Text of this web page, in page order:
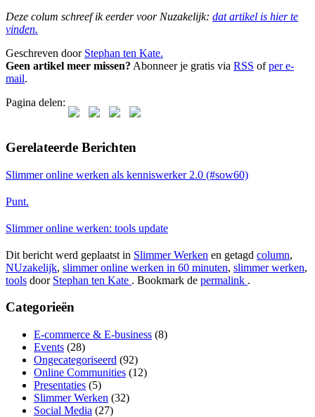
Deze colum schreef ik eerder voor Nuzakelijk: dat artikel is hier te
vinden.
Geschreven door Stephan ten Kate.
Geen artikel meer missen? Abonneer je gratis via RSS ofper e-
mail.
Pagina delen:
Gerelateerde Berichten
Slimmer online werken als kenniswerker 2.0 (#sow60)
Punt.
Slimmer online werken: tools update
Dit bericht werd geplaatst in Slimmer Werken en getagd column,
NUzakelijk, slimmer online werken in 60 minuten, slimmer werken,
tools door Stephan ten Kate . Bookmark de permalink .
Categorieën
E-commerce & E-business (8)
Events (28)
Ongecategoriseerd (92)
Online Communities (12)
Presentaties (5)
Slimmer Werken (32)
Social Media (27)